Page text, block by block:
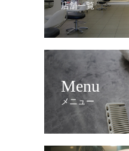
店舗一覧
Menu
メニュー